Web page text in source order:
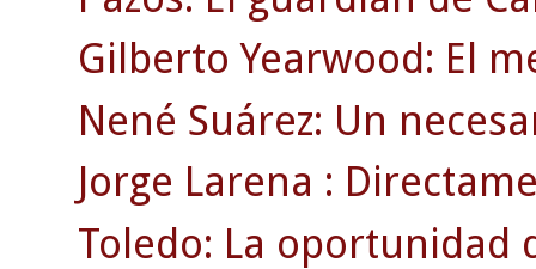
Gilberto Yearwood: El
Nené Suárez: Un
Jorge Larena :
Toledo: La oportunidad